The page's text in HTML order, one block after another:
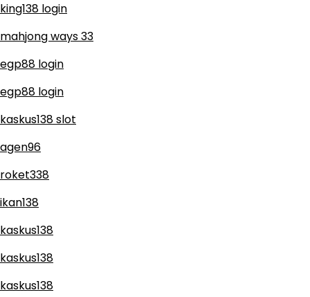
king138 login
mahjong ways 33
egp88 login
egp88 login
kaskus138 slot
agen96
roket338
ikan138
kaskus138
kaskus138
kaskus138